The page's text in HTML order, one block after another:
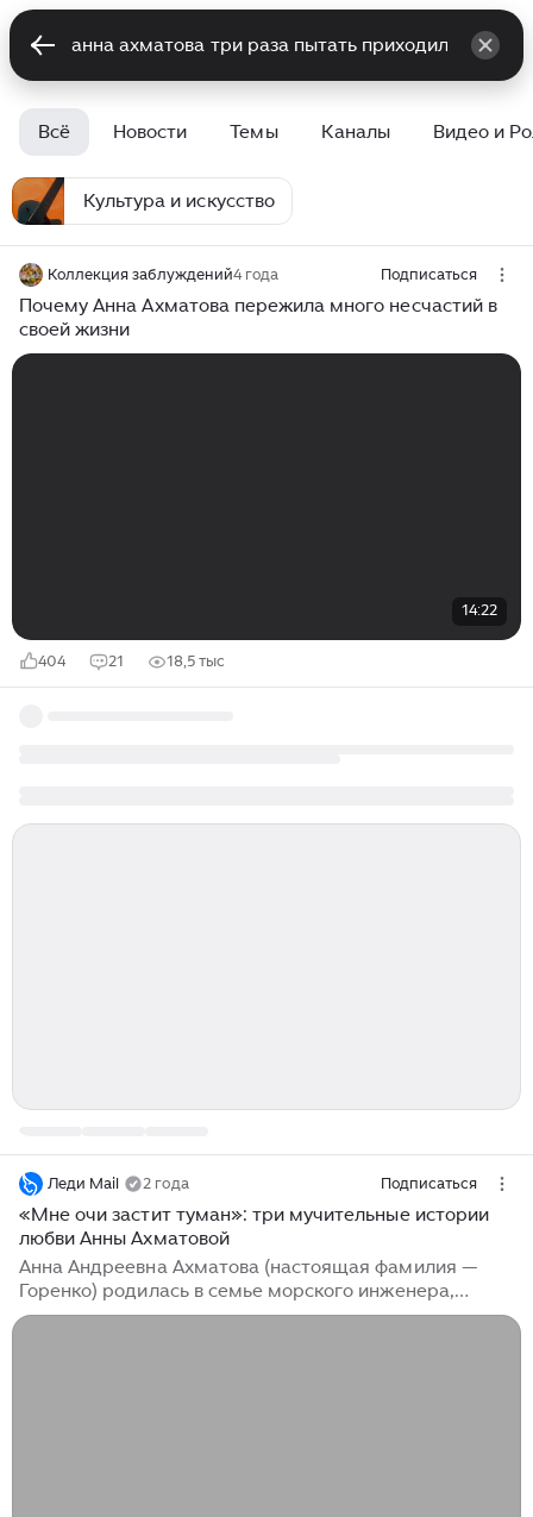
Всё Новости Темы Каналы Видео и
Культура и искусство
Коллекция заблуждений4 года Подписаться
Почему Анна Ахматова пережила много несчастий в
своей жизни
14:22
404 21 18,5 тыс
Леди Mail 2 года Подписаться
«Мне очи застит туман»: три мучительные истории
любви Анны Ахматовой
Анна Андреевна Ахматова (настоящая фамилия —
Горенко) родилась в семье морского инженера,
капитана 2-го ранга в отставке, на станции Большой